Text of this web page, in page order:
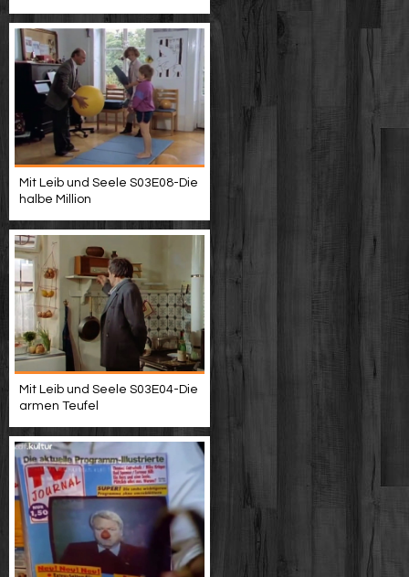
Mit Leib und Seele S03E08-Die
halbe Million
Mit Leib und Seele S03E04-Die
armen Teufel